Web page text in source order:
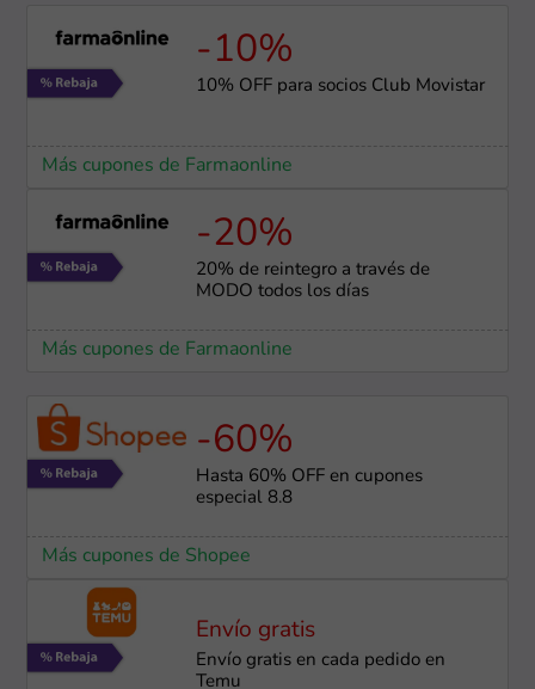
-10%
10% OFF para socios Club Movistar
Más cupones de Farmaonline
-20%
20% de reintegro a través de
MODO todos los días
Más cupones de Farmaonline
-60%
Hasta 60% OFF en cupones
especial 8.8
Más cupones de Shopee
Envío gratis
Envío gratis en cada pedido en
Temu